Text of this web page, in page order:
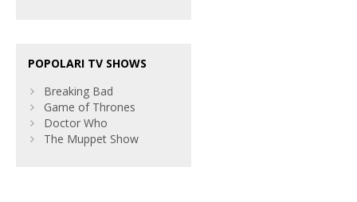
POPOLARI TV SHOWS
Breaking Bad
Game of Thrones
Doctor Who
The Muppet Show